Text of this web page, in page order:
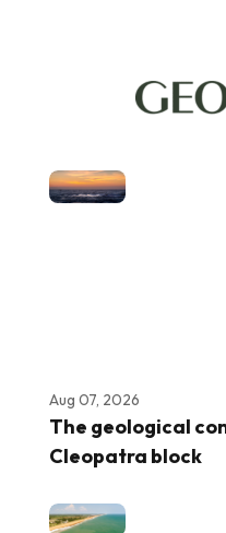
Aug 07, 2026
The geological
Cleopatra block